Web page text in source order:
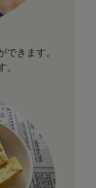
きます。